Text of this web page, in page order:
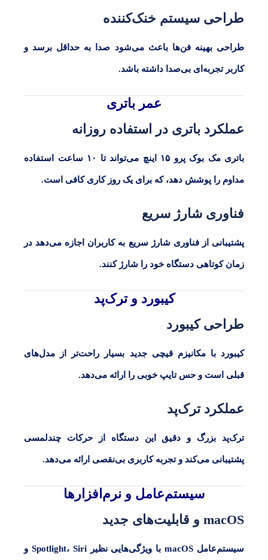
طراحی سیستم خنک‌کننده
طراحی بهینه فن‌ها باعث می‌شود صدا به حداقل برسد و
کاربر تجربه‌ای بی‌صدا داشته باشد.
عمر باتری
عملکرد باتری در استفاده روزانه
باتریمک بوک پرو ۱۵ اینچ می‌تواند تا ۱۰ ساعت استفاده
مداوم را پوشش دهد، که برای یک روز کاری کافی است.
فناوری شارژ سریع
پشتیبانی از فناوری شارژ سریع به کاربران اجازه می‌دهد در
زمان کوتاهی دستگاه خود را شارژ کنند.
کیبورد و ترک‌پد
طراحی کیبورد
کیبورد با مکانیزم قیچی جدید بسیار راحت‌تر از مدل‌های
قبلی است و حس تایپ خوبی را ارائه می‌دهد.
عملکرد ترک‌پد
ترک‌پد بزرگ و دقیق این دستگاه از حرکات چندلمسی
پشتیبانی می‌کند و تجربه کاربری بی‌نقصی ارائه می‌دهد.
سیستم‌عامل و نرم‌افزارها
macOS و قابلیت‌های جدید
سیستم‌عامل macOSبا ویژگی‌هایی نظیر Spotlight، Siri و